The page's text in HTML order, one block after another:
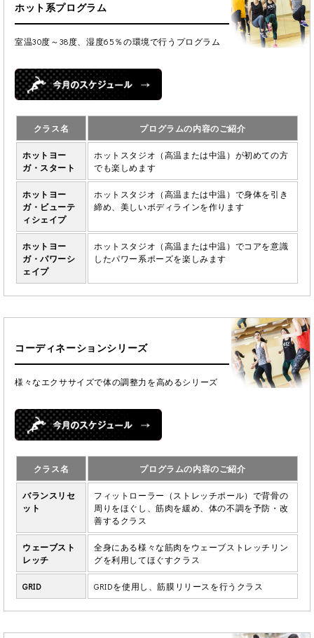
ホット系プログラム
室温30度～38度、湿度65％の環境で行うプログラム
クラス名 プログラムの内容のご紹介
ホットヨー
ガ・スタート
ホットスタジオ（高温または中温）が初めての方
でも楽しめます
ホットヨー
ガ・ビューテ
ィシェイプ
ホットスタジオ（高温または中温）で身体を引き
締め、美しいボディラインを作ります
ホットヨー
ガ・パワーシ
ェイプ
ホットスタジオ（高温または中温）でコアを意識
したパワー系ポーズを楽しみます
コーディネーションシリーズ
様々なエクササイズで体の調整力を高めるシリーズ
クラス名 プログラムの内容のご紹介
バランスリセ
ット
フィットローラー（ストレッチポール）で背骨の
周りをほぐし、筋肉を緩め、体の不調を予防・改
善するクラス
ウェーブスト
レッチ
全身にある様々な筋肉をウェーブストレッチリン
グを利用してほぐすクラス
GRID GRIDを使用し、筋膜リリースを行うクラス